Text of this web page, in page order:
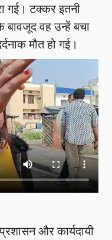
गई। टक्कर इतनी
बावजूद वह उन्हें बचा
मौत हो गई।
और कार्यदायी